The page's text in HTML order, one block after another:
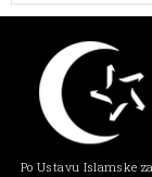
Po Ustavu Islamske